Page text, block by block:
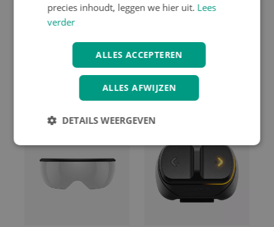
Abus Afstandbediening
UNIT 1
€ 39.90
precies inhoudt, leggen we hier uit. Lees
verder
ALLES ACCEPTEREN
ALLES AFWIJZEN
DETAILS WEERGEVEN